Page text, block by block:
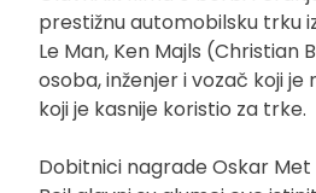
prestižnu automobilsku trku
Le Man, Ken Majls (Christian
osoba, inženjer i vozač koji
koji je kasnije koristio za trke.
Dobitnici nagrade Oskar Met